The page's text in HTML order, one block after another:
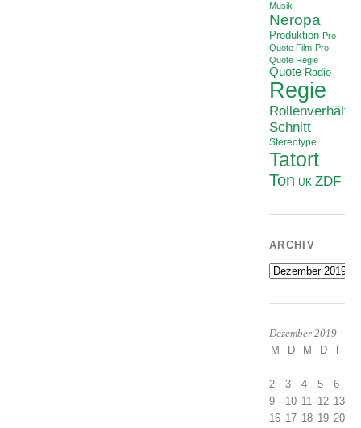
Musik
Neropa
Produktion Pro
Quote Film Pro
Quote Regie
Quote Radio
Regie
Schnitt
Stereotype
Tatort
Ton UK ZDF
ARCHIV
Archiv
Dezember 2019
M D M D F
2 3 4 5 6
9
10 11 12 13
16 17 18 19 20